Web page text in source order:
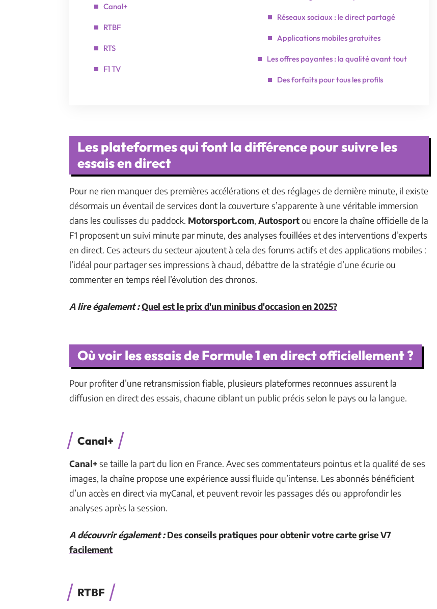
Canal+
RTBF
RTS
F1 TV
Réseaux sociaux : le direct partagé
Applications mobiles gratuites
Les offres payantes : la qualité avant tout
Des forfaits pour tous les profils
Les plateformes qui font la différence pour suivre les
essais en direct
Pour ne rien manquer des premières accélérations et des réglages de dernière minute, il existe
désormais un éventail de services dont la couverture s’apparente à une véritable immersion
dans les coulisses du paddock. Motorsport.com, Autosportou encore la chaîne officielle de la
F1 proposent un suivi minute par minute, des analyses fouillées et des interventions d’experts
en direct. Ces acteurs du secteur ajoutent à cela des forums actifs et des applications mobiles :
l’idéal pour partager ses impressions à chaud, débattre de la stratégie d’une écurie ou
commenter en temps réel l’évolution des chronos.
A lire également :Quel est le prix d'un minibus d'occasion en 2025?
Où voir les essais de Formule 1 en direct officiellement ?
Pour profiter d’une retransmission fiable, plusieurs plateformes reconnues assurent la
diffusion en direct des essais, chacune ciblant un public précis selon le pays ou la langue.
Canal+
Canal+se taille la part du lion en France. Avec ses commentateurs pointus et la qualité de ses
images, la chaîne propose une expérience aussi fluide qu’intense. Les abonnés bénéficient
d’un accès en direct via myCanal, et peuvent revoir les passages clés ou approfondir les
analyses après la session.
A découvrir également : Des conseils pratiques pour obtenir votre carte grise V7
facilement
RTBF